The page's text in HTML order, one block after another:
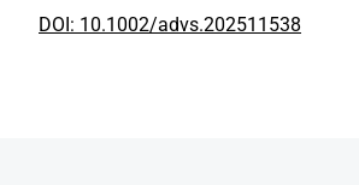
DOI: 10.1002/advs.202511538